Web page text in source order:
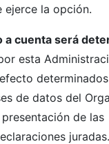
ejerce la opción.
a cuenta será
esta
de datos del
de las